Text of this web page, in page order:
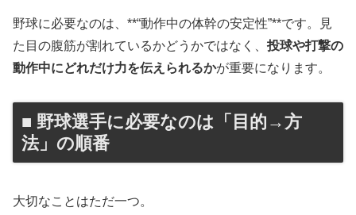
野球に必要なのは、**“動作中の体幹の安定性”**です。見
た目の腹筋が割れているかどうかではなく、 投球や打撃の
動作中にどれだけ力を伝えられるかが重要になります。
■ 野球選手に必要なのは「目的→方
法」の順番
大切なことはただ一つ。